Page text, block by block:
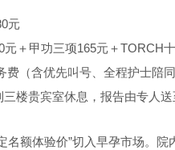
元
＋甲功三项165元＋TORCH
（含优先叫号、全程护士陪
楼贵宾室休息，报告由专人送
名额体验价”切入早孕市场。